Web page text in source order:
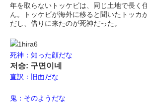
年を取らないトッケビは、同じ土地で長く
ん。トッケビが海外に移ると聞いたトッカ
だし、借りに来たのが死神だった。
死神：知った顔だな
저승: 구면이네
直訳：旧面だな
鬼：そのようだな